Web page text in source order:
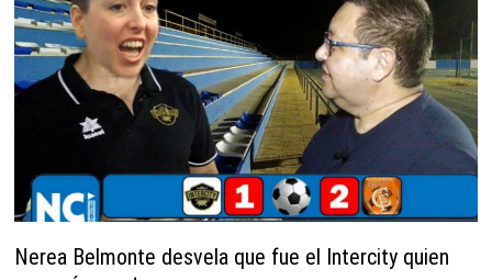
Nerea Belmonte desvela que fue el Intercity quien